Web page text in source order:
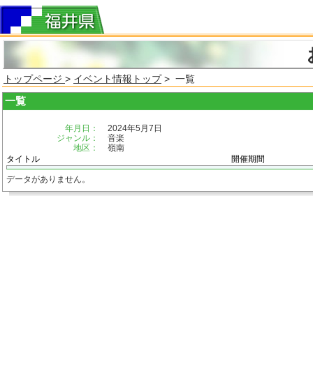
トップページ > イベント情報トップ> 一覧
一覧
年月日：
2024年5月7日
ジャンル：
音楽
地区：
嶺南
タイトル
開催期間
データがありません。